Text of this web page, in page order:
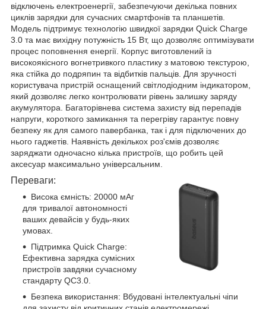
відключень електроенергії, забезпечуючи декілька повних
циклів зарядки для сучасних смартфонів та планшетів.
Модель підтримує технологію швидкої зарядки Quick Charge
3.0 та має вихідну потужність 15 Вт, що дозволяє оптимізувати
процес поповнення енергії. Корпус виготовлений із
високоякісного вогнетривкого пластику з матовою текстурою,
яка стійка до подряпин та відбитків пальців. Для зручності
користувача пристрій оснащений світлодіодним індикатором,
який дозволяє легко контролювати рівень залишку заряду
акумулятора. Багаторівнева система захисту від перепадів
напруги, короткого замикання та перегріву гарантує повну
безпеку як для самого павербанка, так і для підключених до
нього гаджетів. Наявність декількох роз'ємів дозволяє
заряджати одночасно кілька пристроїв, що робить цей
аксесуар максимально універсальним.
Переваги:
Висока ємність: 20000 мАг
для тривалої автономності
ваших девайсів у будь-яких
умовах.
Підтримка Quick Charge:
Ефективна зарядка сумісних
пристроїв завдяки сучасному
стандарту QC3.0.
Безпека використання: Вбудовані інтелектуальні чіпи